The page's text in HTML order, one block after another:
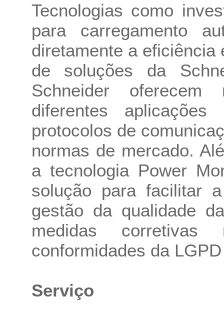
Tecnologias como
para carregamento
diretamente a
de soluções da
Schneider
diferentes
protocolos de
normas de mercado.
a tecnologia Power
solução para facilitar
gestão da qualidade
medidas corretivas
conformidades da
Serviço